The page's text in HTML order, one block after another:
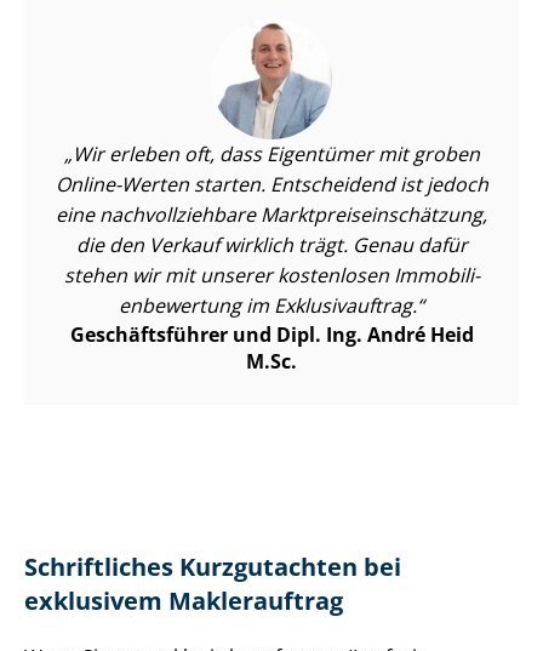
Wir erleben oft, dass Eigentümer mit groben
Online-Werten starten. Entscheidend ist jedoch
eine nach­voll­zieh­ba­re Markt­preis­ein­schät­zung,
die den Verkauf wirklich trägt. Genau dafür
stehen wir mit unserer kostenlosen Im­mo­bi­li­
en­be­wer­tung im Exklusivauftrag.
Geschäftsführer und Dipl. Ing. André Heid
M.Sc.
Schriftliches Kurzgutachten bei
exklusivem Maklerauftrag